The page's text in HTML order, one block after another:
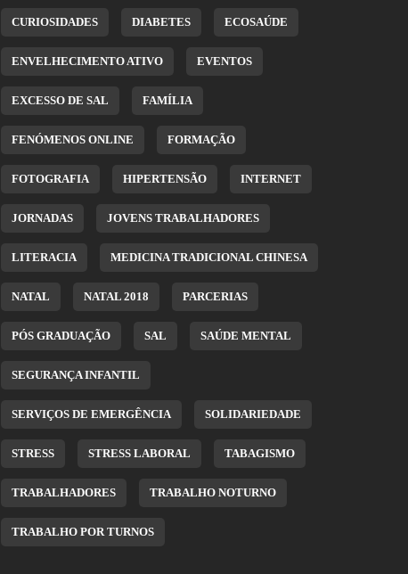
CURIOSIDADES DIABETES ECOSAÚDE
ENVELHECIMENTO ATIVO EVENTOS
EXCESSO DE SAL FAMÍLIA
FENÓMENOS ONLINE FORMAÇÃO
FOTOGRAFIA HIPERTENSÃO INTERNET
JORNADAS JOVENS TRABALHADORES
LITERACIA MEDICINA TRADICIONAL CHINESA
NATAL NATAL 2018 PARCERIAS
PÓS GRADUAÇÃO SAL SAÚDE MENTAL
SEGURANÇA INFANTIL
SERVIÇOS DE EMERGÊNCIA SOLIDARIEDADE
STRESS STRESS LABORAL TABAGISMO
TRABALHADORES TRABALHO NOTURNO
TRABALHO POR TURNOS